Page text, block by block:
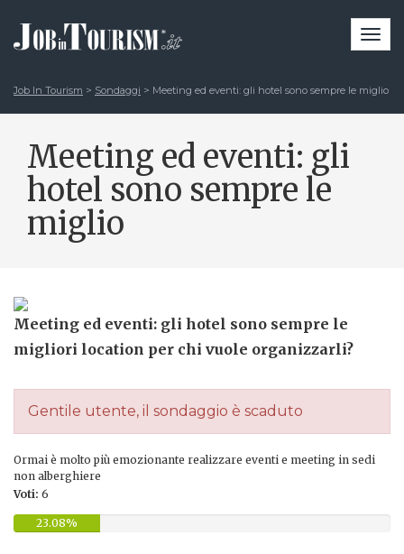
Job In Tourism > Sondaggi > Meeting ed eventi: gli hotel sono sempre le miglio
Meeting ed eventi: gli
hotel sono sempre le
miglio
Meeting ed eventi: gli hotel sono sempre le
migliori location per chi vuole organizzarli?
Gentile utente, il sondaggio è scaduto
Ormai è molto più emozionante realizzare eventi e meeting in sedi
non alberghiere
Voti: 6
23.08%